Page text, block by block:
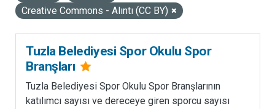
Creative Commons - Alıntı (CC BY)
Tuzla Belediyesi Spor Okulu Spor
Branşları
Tuzla Belediyesi Spor Okulu Spor Branşlarının
katılımcı sayısı ve dereceye giren sporcu sayısı